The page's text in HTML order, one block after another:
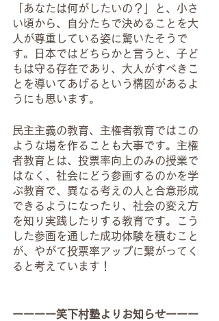
「あなたは何がしたいの？」と、小さ
い頃から、自分たちで決めることを大
人が尊重している姿に驚いたそうで
す。日本ではどちらかと言うと、子ど
もは守る存在であり、大人がすべきこ
とを導いてあげるという構図があるよ
うにも思います。
民主主義の教育、主権者教育ではこの
ような場を作ることも大事です。主権
者教育とは、投票率向上のみの授業で
はなく、社会にどう参画するのかを学
ぶ教育で、異なる考えの人と合意形成
できるようになったり、社会の変え方
を知り実践したりする教育です。こう
した参画を通した成功体験を積むこと
が、やがて投票率アップに繋がってく
ると考えています！
ーーーー笑下村塾よりお知らせーーー